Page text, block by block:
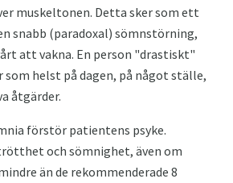
muskeltonen. Detta sker som ett
snabb (paradoxal) sömnstörning,
att vakna. En person "drastiskt"
som helst på dagen, på något ställe,
åtgärder.
förstör patientens psyke.
och sömnighet, även om
än de rekommenderade 8